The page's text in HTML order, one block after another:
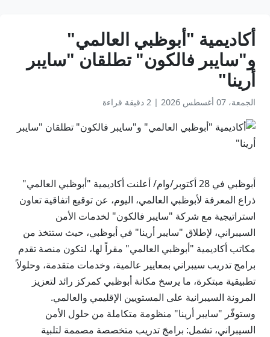
أكاديمية "أبوظبي العالمي"
و"سايبر فالكون" تطلقان "سايبر
أرينا"
الجمعة، 07 أغسطس 2026 | 2 دقيقة قراءة
أبوظبي في 28 أكتوبر/وام/ أعلنت أكاديمية "أبوظبي العالمي"
ذراع المعرفة لأبوظبي العالمي، اليوم، عن توقيع اتفاقية تعاون
استراتيجية مع شركة "سايبر فالكون" لخدمات الأمن
السيبراني، لإطلاق "سايبر أرينا" في أبوظبي، حيث ستتخذ من
مكاتب أكاديمية "أبوظبي العالمي" مقراً لها، لتكون منصة تقدم
برامج تدريب سيبراني بمعايير عالمية، وخدمات متقدمة، وحلولاً
تطبيقية مبتكرة، ما يرسخ مكانة أبوظبي كمركز رائد لتعزيز
المرونة السيبرانية على المستويين الإقليمي والعالمي.
وستوفّر "سايبر أرينا" منظومة متكاملة من حلول الأمن
السيبراني، تشمل: برامجَ تدريب متخصصة مصممة لتلبية